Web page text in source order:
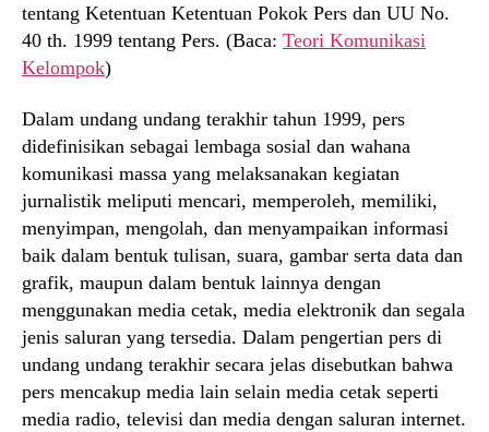
tentang Ketentuan Ketentuan Pokok Pers dan UU No.
40 th. 1999 tentang Pers. (Baca: Teori Komunikasi
Kelompok)
Dalam undang undang terakhir tahun 1999, pers
didefinisikan sebagai lembaga sosial dan wahana
komunikasi massa yang melaksanakan kegiatan
jurnalistik meliputi mencari, memperoleh, memiliki,
menyimpan, mengolah, dan menyampaikan informasi
baik dalam bentuk tulisan, suara, gambar serta data dan
grafik, maupun dalam bentuk lainnya dengan
menggunakan media cetak, media elektronik dan segala
jenis saluran yang tersedia. Dalam pengertian pers di
undang undang terakhir secara jelas disebutkan bahwa
pers mencakup media lain selain media cetak seperti
media radio, televisi dan media dengan saluran internet.